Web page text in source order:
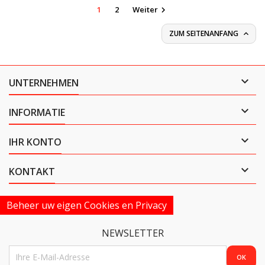
1 2 Weiter
ZUM SEITENANFANG 
UNTERNEHMEN 
INFORMATIE 
IHR KONTO 
KONTAKT 
Beheer uw eigen Cookies en Privacy
NEWSLETTER